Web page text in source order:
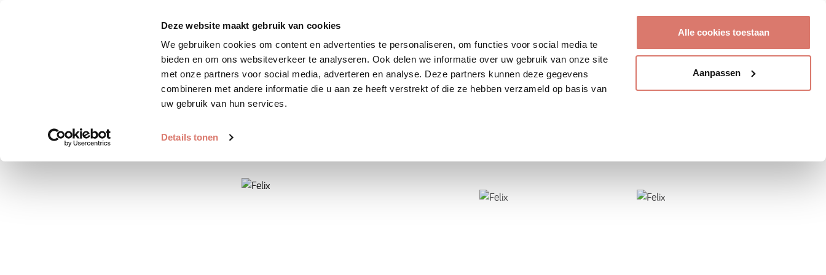
Deze website maakt gebruik van cookies
We gebruiken cookies om content en advertenties te personaliseren, om functies voor social media te
bieden en om ons websiteverkeer te analyseren. Ook delen we informatie over uw gebruik van onze site
met onze partners voor social media, adverteren en analyse. Deze partners kunnen deze gegevens
combineren met andere informatie die u aan ze heeft verstrekt of die ze hebben verzameld op basis van
uw gebruik van hun services.
Details tonen
Alle cookies toestaan
Aanpassen
Zoek huisdier Plaats huisdier Hoe werkt het?